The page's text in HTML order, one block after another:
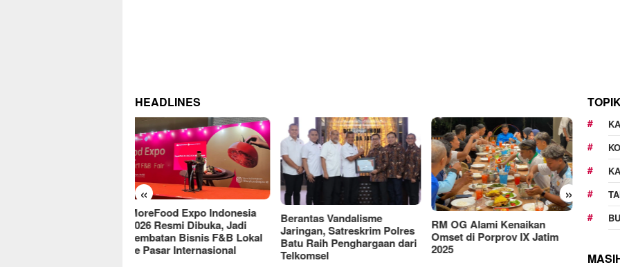
HEADLINES
« »
Berantas Vandalisme
Jaringan, Satreskrim Polres
Batu Raih Penghargaan dari
Telkomsel
RM OG Alami Kenaikan
Omset di Porprov IX Jatim
2025
Manjakan Pelanggan,
Indosat Luncurkan IM3
Platinum dengan Sentuhan
AI dalam Tiap Fiturnya
RAT